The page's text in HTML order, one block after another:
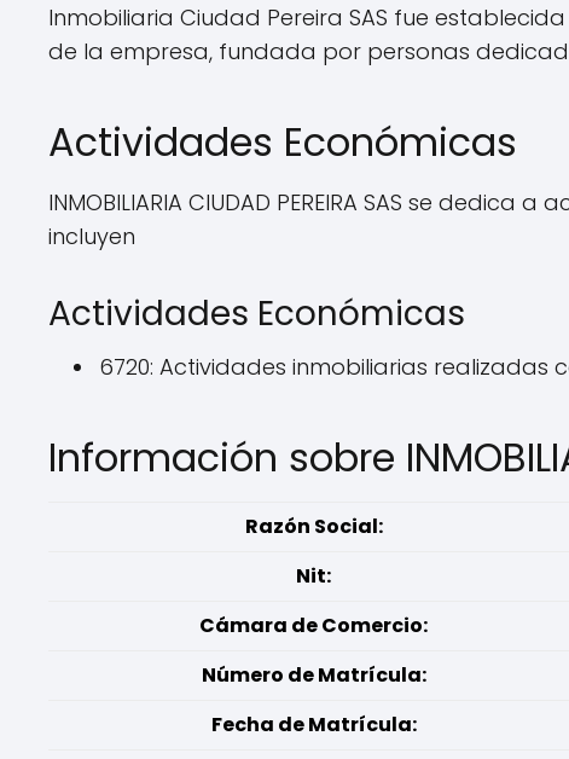
Inmobiliaria Ciudad Pereira SAS fue
de la empresa, fundada por personas
Actividades Económicas
INMOBILIARIA CIUDAD PEREIRA SAS se
incluyen
Actividades Económicas
6720: Actividades inmobiliarias realizadas
Información sobre
Razón Social:
Nit:
Cámara de Comercio:
Número de Matrícula:
Fecha de Matrícula: